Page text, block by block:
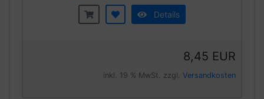
Details
8,45 EUR
inkl. 19 % MwSt. zzgl. Versandkosten